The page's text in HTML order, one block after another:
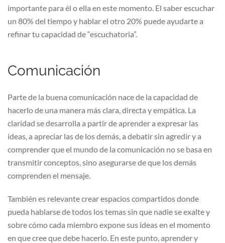
importante para él o ella en este momento. El saber escuchar
un 80% del tiempo y hablar el otro 20% puede ayudarte a
refinar tu capacidad de “escuchatoria”.
Comunicación
Parte de la buena comunicación nace de la capacidad de
hacerlo de una manera más clara, directa y empática. La
claridad se desarrolla a partir de aprender a expresar las
ideas, a apreciar las de los demás, a debatir sin agredir y a
comprender que el mundo de la comunicación no se basa en
transmitir conceptos, sino asegurarse de que los demás
comprenden el mensaje.
También es relevante crear espacios compartidos donde
pueda hablarse de todos los temas sin que nadie se exalte y
sobre cómo cada miembro expone sus ideas en el momento
en que cree que debe hacerlo. En este punto, aprender y